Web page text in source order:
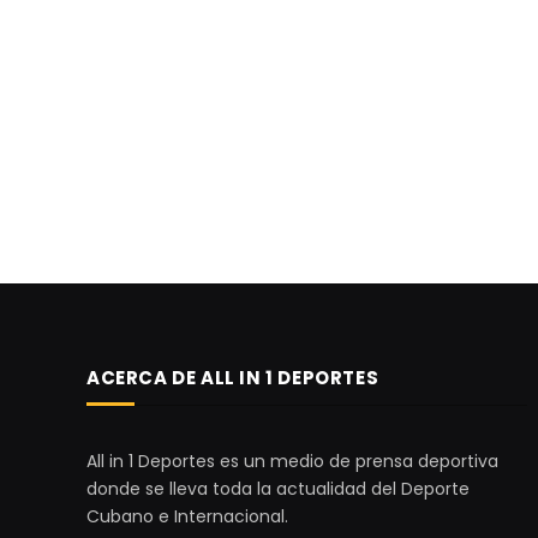
ACERCA DE ALL IN 1 DEPORTES
All in 1 Deportes es un medio de prensa deportiva
donde se lleva toda la actualidad del Deporte
Cubano e Internacional.